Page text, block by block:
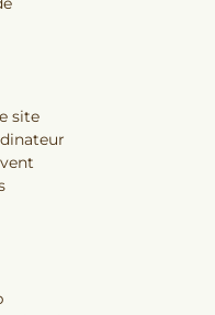
site